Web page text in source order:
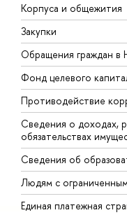
Корпуса и общежития
Закупки
Обращения граждан
Фонд целевого
Противодействие
Сведения о доходах,
обязательствах
Сведения об
Людям с
Единая платежная